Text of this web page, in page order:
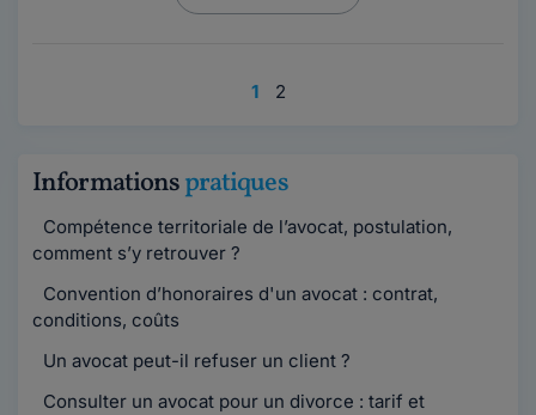
1 2
Informationspratiques
Compétence territoriale de l’avocat, postulation,
comment s’y retrouver ?
Convention d’honoraires d'un avocat : contrat,
conditions, coûts
Un avocat peut-il refuser un client ?
Consulter un avocat pour un divorce : tarif et